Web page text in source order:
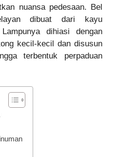
nuansa pedesaan. Bel
dibuat dari kayu
dihiasi dengan
kecil-kecil dan disusun
terbentuk perpaduan